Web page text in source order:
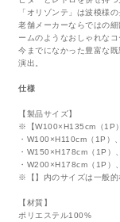
「オリゾンテ」は波模様
老舗メーカーならではの
ームのようなおしゃれなコ
今までになかった豊富な
演出。
仕様
【製品サイズ】
※【W100×H135cm（1P
・W100×H110cm（1P）
・W150×H178cm（1P）
・W200×H178cm（1P）
※【】内のサイズは一般
【材質】
ポリエステル100%